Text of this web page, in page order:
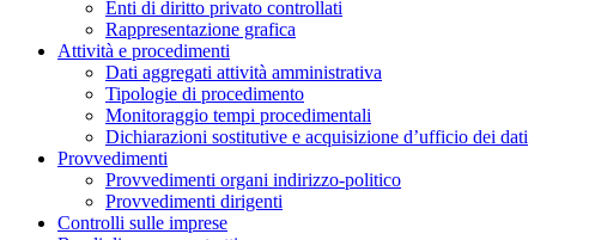
Enti di diritto privato controllati
Rappresentazione grafica
Attività e procedimenti
Dati aggregati attività amministrativa
Tipologie di procedimento
Monitoraggio tempi procedimentali
Dichiarazioni sostitutive e acquisizione d’ufficio dei dati
Provvedimenti
Provvedimenti organi indirizzo-politico
Provvedimenti dirigenti
Controlli sulle imprese